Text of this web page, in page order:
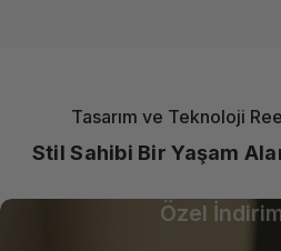
Özel
Tasarım ve Teknoloji
Stil Sahibi Bir Yaşam